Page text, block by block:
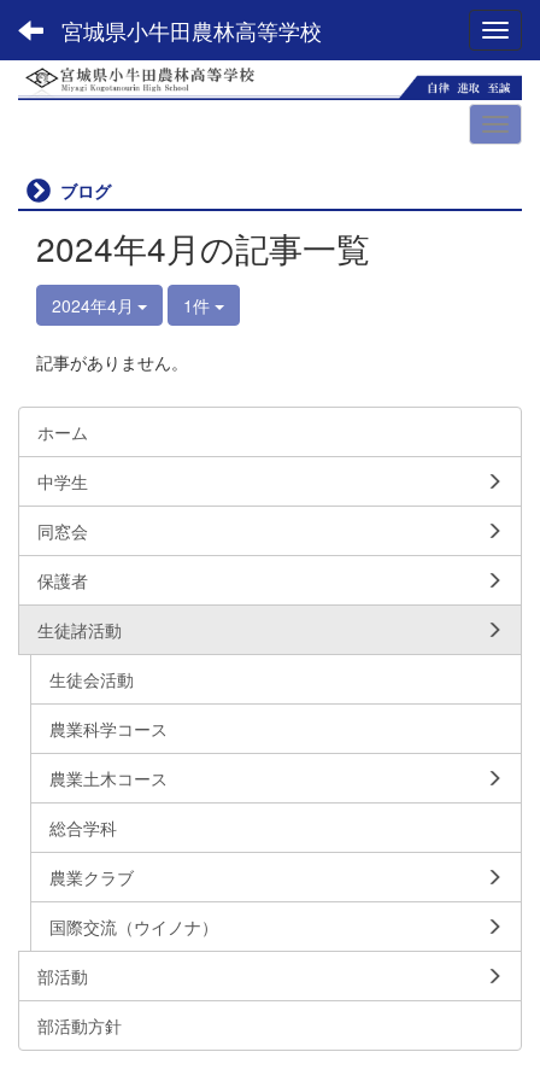
宮城県小牛田農林高等学校
ブログ
2024年4月の記事一覧
2024年4月 1件
記事がありません。
ホーム
中学生
同窓会
保護者
生徒諸活動
生徒会活動
農業科学コース
農業土木コース
総合学科
農業クラブ
国際交流（ウイノナ）
部活動
部活動方針